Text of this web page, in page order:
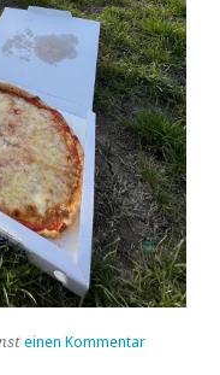
einen Kommentar